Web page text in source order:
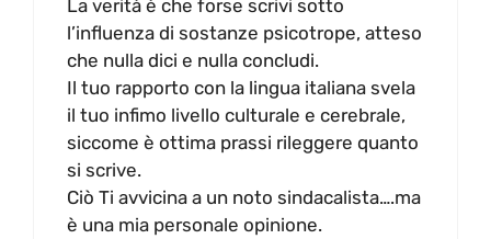
La verità è che forse scrivi sotto
l’influenza di sostanze psicotrope, atteso
che nulla dici e nulla concludi.
Il tuo rapporto con la lingua italiana svela
il tuo infimo livello culturale e cerebrale,
siccome è ottima prassi rileggere quanto
si scrive.
Ciò Ti avvicina a un noto sindacalista….ma
è una mia personale opinione.